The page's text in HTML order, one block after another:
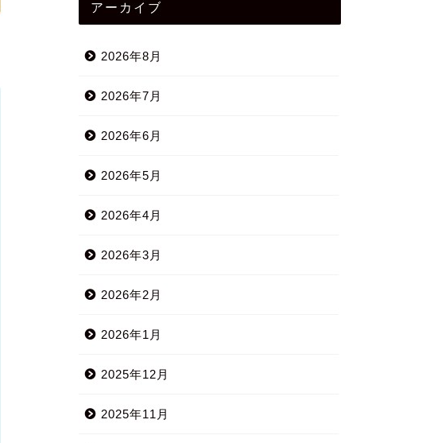
アーカイブ
2026年8月
2026年7月
2026年6月
2026年5月
2026年4月
2026年3月
2026年2月
2026年1月
2025年12月
2025年11月